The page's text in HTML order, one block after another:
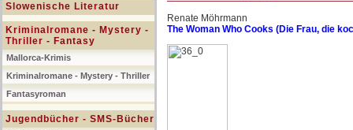
Slowenische Literatur
Kriminalromane - Mystery -
Thriller - Fantasy
Mallorca-Krimis
Kriminalromane - Mystery - Thriller
Fantasyroman
Jugendbücher - SMS-Bücher
Renate Möhrmann
The Woman Who Cooks (Die Frau, die